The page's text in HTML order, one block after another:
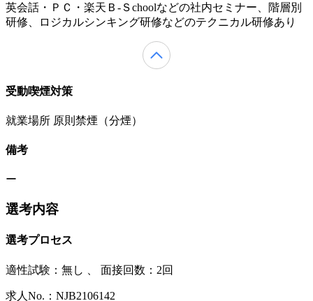
英会話・ＰＣ・楽天Ｂ-Ｓchoolなどの社内セミナー、階層別
研修、ロジカルシンキング研修などのテクニカル研修あり
受動喫煙対策
就業場所 原則禁煙（分煙）
備考
ー
選考内容
選考プロセス
適性試験： 無し 面接回数：2回
求人No.：NJB2106142